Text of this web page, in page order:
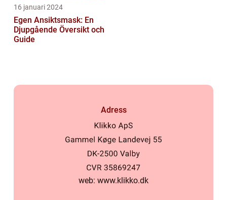
16 januari 2024
Egen Ansiktsmask: En
Djupgående Översikt och
Guide
Adress
web: www.klikko.dk